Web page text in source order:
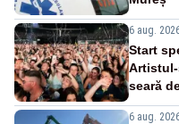
6 aug.
Start
seară
6 aug.